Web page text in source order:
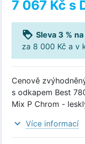
7 067 Kč s
loyalty Sleva 3 %
za 8 000 Kč a v
Cenově
s odkapem Best
Mix P Chrom -
expand_more Více informací